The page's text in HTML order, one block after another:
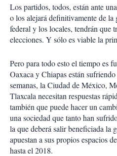
Los partidos, todos, están ante
o los alejará definitivamente de la
federal y los locales, tendrán que
elecciones. Y sólo es viable la
Pero para todo esto el tiempo es
Oaxaca y Chiapas están
semanas, la Ciudad de México,
Tlaxcala necesitan respuestas
también que puede hacer un
una sociedad que tanto han
la que deberá salir beneficiada la
apuestan a sus propios espacios
hasta el 2018.